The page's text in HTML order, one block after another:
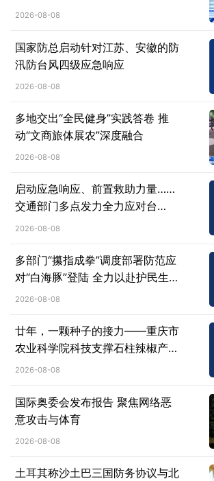
2026-08-08
国家防总启动针对江苏、安徽的防
汛防台风四级应急响应
2026-08-08
多地交出“全民健身”实践答卷 推
动“文商旅体展农”深度融合
2026-08-08
启动应急响应、前置救助力量……
交通部门多点发力全力应对台
风“白海豚”
2026-08-08
多部门“攥指成拳”调度部署防范应
对“白海豚”登陆 全力以赴护民生保
安全
2026-08-08
廿年，一颗种子的接力——重庆市
农业科学院科技支撑石柱辣椒产业
纪实
2026-08-08
国际奥委会发布报告 聚焦网络恶
意攻击与体育
2026-08-08
土耳其称沙土巴三国防务协议与北